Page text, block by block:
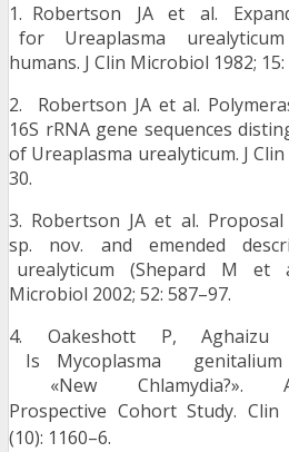
1. Robertson JA et al.
for Ureaplasma
humans. J Clin Microbiol 1982; 15:
2. Robertson JA et al.
16S rRNA gene sequences
of Ureaplasma urealyticum. J
30.
3. Robertson JA et al.
sp. nov. and emended
urealyticum (Shepard M et
Microbiol 2002; 52: 587–97.
4. Oakeshott P,
Is Mycoplasma
«New Chlamydia?». A
Prospective Cohort Study.
(10): 1160–6.